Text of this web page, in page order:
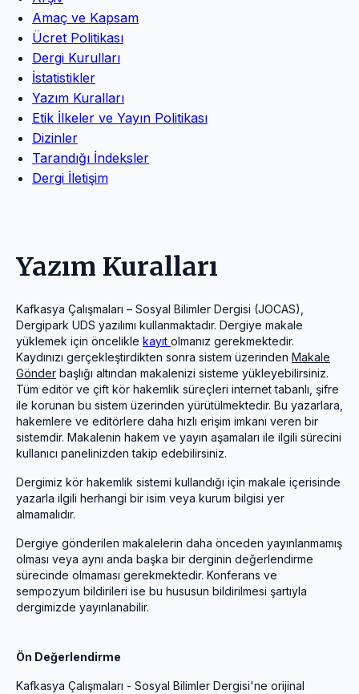
Amaç ve Kapsam
Ücret Politikası
Dergi Kurulları
İstatistikler
Yazım Kuralları
Etik İlkeler ve Yayın Politikası
Dizinler
Tarandığı İndeksler
Dergi İletişim
Yazım Kuralları
Kafkasya Çalışmaları – Sosyal Bilimler Dergisi (JOCAS),
Dergipark UDS yazılımı kullanmaktadır. Dergiye makale
yüklemek için öncelikle kayıt olmanız gerekmektedir.
Kaydınızı gerçekleştirdikten sonra sistem üzerinden Makale
Gönder başlığı altından makalenizi sisteme yükleyebilirsiniz.
Tüm editör ve çift kör hakemlik süreçleri internet tabanlı, şifre
ile korunan bu sistem üzerinden yürütülmektedir. Bu yazarlara,
hakemlere ve editörlere daha hızlı erişim imkanı veren bir
sistemdir. Makalenin hakem ve yayın aşamaları ile ilgili sürecini
kullanıcı panelinizden takip edebilirsiniz.
Dergimiz kör hakemlik sistemi kullandığı için makale içerisinde
yazarla ilgili herhangi bir isim veya kurum bilgisi yer
almamalıdır.
Dergiye gönderilen makalelerin daha önceden yayınlanmamış
olması veya aynı anda başka bir derginin değerlendirme
sürecinde olmaması gerekmektedir. Konferans ve
sempozyum bildirileri ise bu hususun bildirilmesi şartıyla
dergimizde yayınlanabilir.
Ön Değerlendirme
Kafkasya Çalışmaları - Sosyal Bilimler Dergisi'ne orijinal